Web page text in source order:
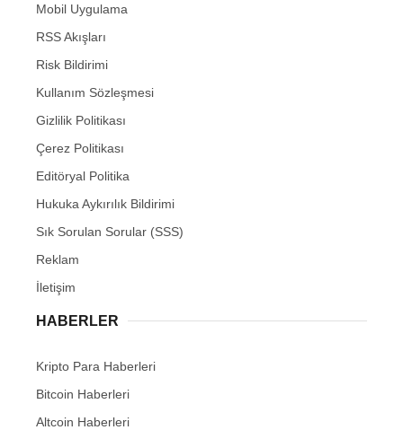
Mobil Uygulama
RSS Akışları
Risk Bildirimi
Kullanım Sözleşmesi
Gizlilik Politikası
Çerez Politikası
Editöryal Politika
Hukuka Aykırılık Bildirimi
Sık Sorulan Sorular (SSS)
Reklam
İletişim
HABERLER
Kripto Para Haberleri
Bitcoin Haberleri
Altcoin Haberleri